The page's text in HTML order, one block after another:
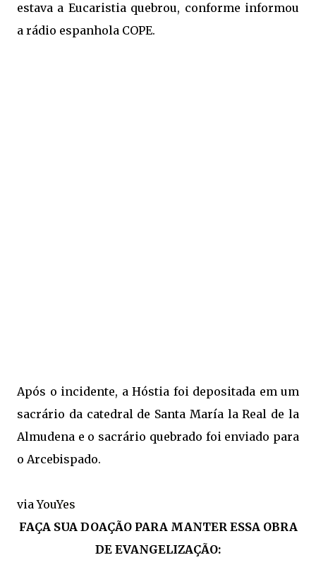
estava a Eucaristia quebrou, conforme informou
a rádio espanhola COPE.
Após o incidente, a Hóstia foi depositada em um
sacrário da catedral de Santa María la Real de la
Almudena e o sacrário quebrado foi enviado para
o Arcebispado.
viaYouYes
FAÇA SUA DOAÇÃO PARA MANTER ESSA OBRA
DE EVANGELIZAÇÃO: